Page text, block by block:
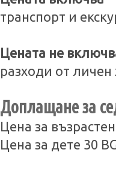
транспорт и
Цената не
разходи от личен
Доплащане за
Цена за
Цена за дете 30